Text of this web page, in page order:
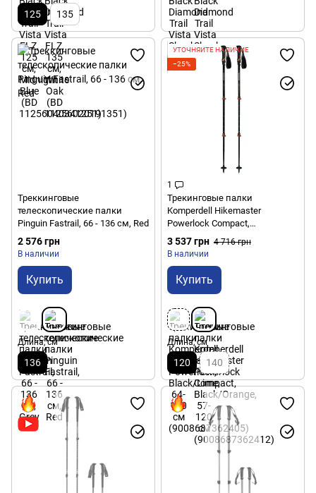
125 135
Треккинговые
телескопические палки
Pinguin Fastrail, 66 - 136 см, Red
2 576 грн
В наличии
Купить
Длина, см
136
УТОЧНЯЙТЕ НАЛИЧИЕ
−25%
1
Трекинговые палки
Komperdell Hikemaster
Powerlock Compact,
Black/Orange, 57-120 см
(9008687362412)
3 537 грн 4 716 грн
В наличии
Купить
Длина, см
120 140